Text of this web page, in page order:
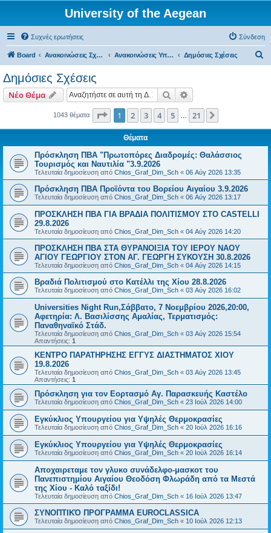
University of the Aegean
Συχνές ερωτήσεις Σύνδεση
Board Ανακοινώσεις Σχολών, Τμημάτων, Συλλόγων & Υπηρεσιών Ανακοινώσεις Υπηρεσιών Δημόσιες Σχέσεις
Δημόσιες Σχέσεις
Νέο Θέμα Αναζήτηση
1043 θέματα Σελίδα από21
1 2 3 4 5 21
Θέματα
Πρόσκληση ΠΒΑ "Πρωτοπόρες Διαδρομές: Θαλάσσιος
Τουρισμός και Ναυτιλία "3.9.2026
Τελευταία δημοσίευση από Chios_Graf_Dim_Sch « 06 Αύγ 2026 13:35
Πρόσκληση ΠΒΑ Προϊόντα του Βορείου Αιγαίου 3.9.2026
Τελευταία δημοσίευση από Chios_Graf_Dim_Sch « 06 Αύγ 2026 13:17
ΠΡΟΣΚΛΗΣΗ ΠΒΑ ΓΙΑ ΒΡΑΔΙΑ ΠΟΛΙΤΙΣΜΟΥ ΣΤΟ CASTELLI
29.8.2026
Τελευταία δημοσίευση από Chios_Graf_Dim_Sch « 04 Αύγ 2026 14:20
ΠΡΟΣΚΛΗΣΗ ΠΒΑ ΣΤΑ ΘΥΡΑΝΟΙΞΙΑ ΤΟΥ ΙΕΡΟΥ ΝΑΟΥ
ΑΓΙΟΥ ΓΕΩΡΓΙΟΥ ΣΤΟΝ ΑΓ. ΓΕΩΡΓΗ ΣΥΚΟΥΣΗ 30.8.2026
Τελευταία δημοσίευση από Chios_Graf_Dim_Sch « 04 Αύγ 2026 14:15
Βραδιά Πολιτισμού στο Κατέλλι της Χίου 28.8.2026
Τελευταία δημοσίευση από Chios_Graf_Dim_Sch « 03 Αύγ 2026 16:02
Universities Night Run,Σάββατο, 7 Νοεμβρίου 2026,20:00,
Αφετηρία: Λ. Βασιλίσσης Αμαλίας, Τερματισμός:
Παναθηναϊκό Στάδ.
Τελευταία δημοσίευση από Chios_Graf_Dim_Sch « 03 Αύγ 2026 15:54
Απαντήσεις: 1
ΚΕΝΤΡΟ ΠΑΡΑΤΗΡΗΣΗΣ ΕΓΓΥΣ ΔΙΑΣΤΗΜΑΤΟΣ ΧΙΟΥ
19.8.2026
Τελευταία δημοσίευση από Chios_Graf_Dim_Sch « 03 Αύγ 2026 13:45
Απαντήσεις: 1
Πρόσκληση για τον Εορτασμό Αγ. Παρασκευής Καστέλο
Τελευταία δημοσίευση από Chios_Graf_Dim_Sch « 23 Ιούλ 2026 14:00
Εγκύκλιος Υπουργείου για Υψηλές Θερμοκρασίες
Τελευταία δημοσίευση από Chios_Graf_Dim_Sch « 20 Ιούλ 2026 16:16
Εγκύκλιος Υπουργείου για Υψηλές Θερμοκρασίες
Τελευταία δημοσίευση από Chios_Graf_Dim_Sch « 20 Ιούλ 2026 16:14
Αποχαιρεταμε τον γλυκο συνάδελφο-μασκοτ του
Πανεπιστημίου Αιγαίου Θεοδόση Φλωράδη από τα Μεστά
της Χίου - Καλό ταξίδι!
Τελευταία δημοσίευση από Chios_Graf_Dim_Sch « 16 Ιούλ 2026 13:47
ΣΥΝΟΠΤΙΚΌ ΠΡΟΓΡΑΜΜΑ EUROCLASSICA
Τελευταία δημοσίευση από Chios_Graf_Dim_Sch « 10 Ιούλ 2026 12:13